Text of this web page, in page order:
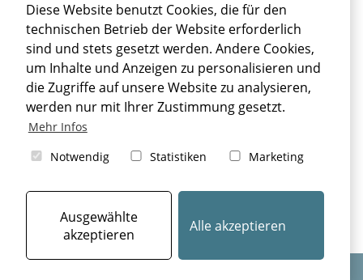
Diese Website benutzt Cookies, die für den
technischen Betrieb der Website erforderlich
sind und stets gesetzt werden. Andere Cookies,
um Inhalte und Anzeigen zu personalisieren und
die Zugriffe auf unsere Website zu analysieren,
werden nur mit Ihrer Zustimmung gesetzt.
Mehr Infos
Notwendig
Statistiken Marketing
Ausgewählte
akzeptieren
Alle akzeptieren
BESTATTER BRAUNSCHWEIG
Trauerfeier Braunschweig
Trauerbegleitung Braunschweig
Beisetzung Braunschweig
Trauerfloristik Braunschweig
Trauerhalle Braunschweig
TRAUERFALL BRAUNSCHWEIG
Sterbefall Braunschweig
Bestattungsarten Braunschweig
Erbrecht Braunschweig